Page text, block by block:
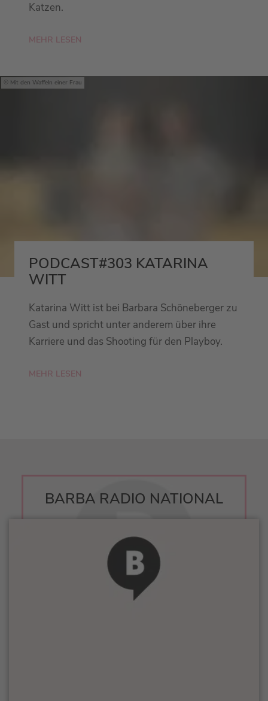
Katzen.
MEHR LESEN
Mit den Waffeln einer Frau
PODCAST#303 KATARINA
WITT
Katarina Witt ist bei Barbara Schöneberger zu
Gast und spricht unter anderem über ihre
Karriere und das Shooting für den Playboy.
MEHR LESEN
BARBA RADIO NATIONAL